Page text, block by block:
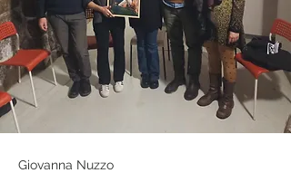
Giovanna Nuzzo